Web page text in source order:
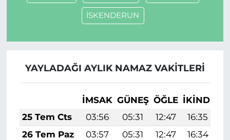
İSKENDERUN
YAYLADAĞI AYLIK NAMAZ VAKITLERI
İMSAK GÜNEŞ ÖĞLE İKINDI
25 Tem Cts
03:56 05:31 12:47 16:35
26 Tem Paz
03:57 05:31 12:47 16:34